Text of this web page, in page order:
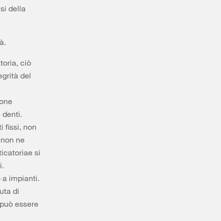
della
ciò
del
denti.
fissi, non
ne
si
a impianti.
di
essere